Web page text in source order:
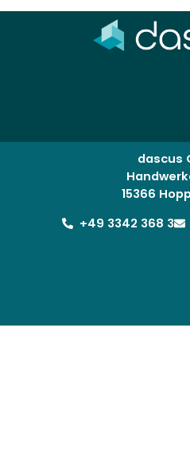
dascus
15366
+49 3342 368 3